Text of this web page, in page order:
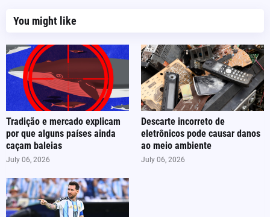
You might like
Tradição e mercado explicam
por que alguns países ainda
caçam baleias
July 06, 2026
Descarte incorreto de
eletrônicos pode causar danos
ao meio ambiente
July 06, 2026